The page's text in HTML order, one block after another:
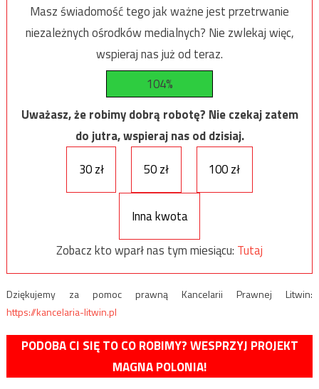
Masz świadomość tego jak ważne jest przetrwanie
niezależnych ośrodków medialnych? Nie zwlekaj więc,
wspieraj nas już od teraz.
104%
Uważasz, że robimy dobrą robotę? Nie czekaj zatem
do jutra, wspieraj nas od dzisiaj.
30 zł
50 zł 100 zł
Inna kwota
Zobacz kto wparł nas tym miesiącu: Tutaj
Dziękujemy za pomoc prawną Kancelarii Prawnej Litwin:
https://kancelaria-litwin.pl
PODOBA CI SIĘ TO CO ROBIMY? WESPRZYJ PROJEKT
MAGNA POLONIA!